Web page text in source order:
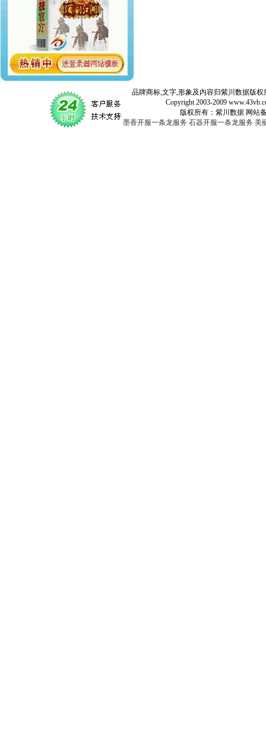
品牌商标,文字,形象及内容归紫川数据版权
Copyright 2003-2009 www.43vb.com
版权所有：紫川数据 网站备案登
墨香开服一条龙服务 石器开服一条龙服务 美